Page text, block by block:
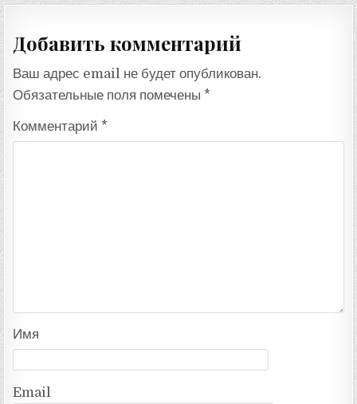
Добавить комментарий
Ваш адрес email не будет опубликован.
Обязательные поля помечены *
Комментарий *
Имя
Email